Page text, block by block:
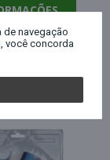
de navegação
você concorda